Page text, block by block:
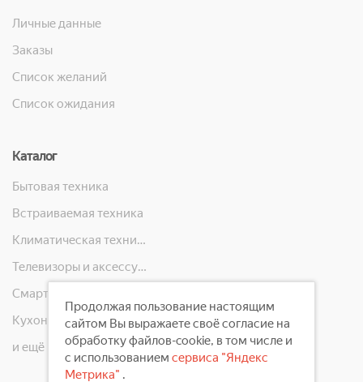
Личные данные
Заказы
Список желаний
Список ожидания
Каталог
Бытовая техника
Встраиваемая техника
Климатическая техника
Телевизоры и аксессуары
Кухонная техника
и ещё 10 категорий
Продолжая пользование настоящим
сайтом Вы выражаете своё согласие на
обработку файлов-cookie, в том числе и
с использованием сервиса "Яндекс
Метрика" .